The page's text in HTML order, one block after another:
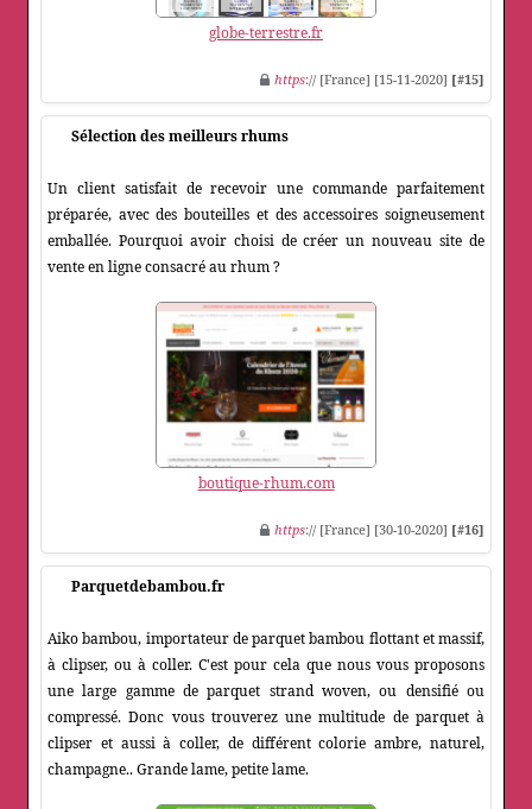
globe-terrestre.fr
https:// [France] [15-11-2020] [#15]
Sélection des meilleurs rhums
Un client satisfait de recevoir une commande parfaitement
préparée, avec des bouteilles et des accessoires soigneusement
emballée. Pourquoi avoir choisi de créer un nouveau site de
vente en ligne consacré au rhum ?
boutique-rhum.com
https:// [France] [30-10-2020] [#16]
Parquetdebambou.fr
Aiko bambou, importateur de parquet bambou flottant et massif,
à clipser, ou à coller. C'est pour cela que nous vous proposons
une large gamme de parquet strand woven, ou densifié ou
compressé. Donc vous trouverez une multitude de parquet à
clipser et aussi à coller, de différent colorie ambre, naturel,
champagne.. Grande lame, petite lame.